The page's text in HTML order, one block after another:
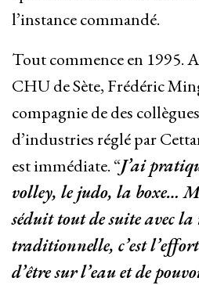
l’instance commandé.
Tout commence en 1995.
CHU de Sète, Frédéric
compagnie de des
d’industries réglé par
est immédiate. “J’ai
volley, le judo, la boxe…
séduit tout de suite avec la
traditionnelle, c’est
d’être sur l’eau et de